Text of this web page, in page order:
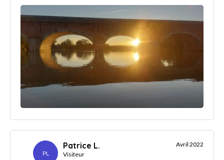
PL
Patrice L.
Visiteur
Avril 2022